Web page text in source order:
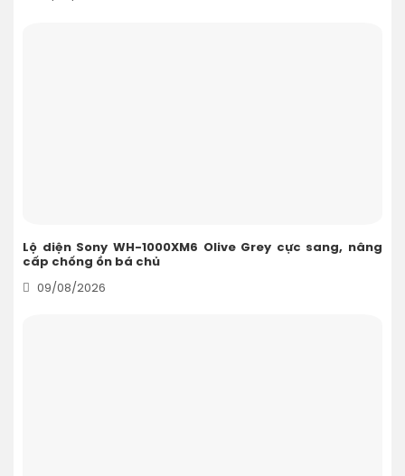
Lộ diện Sony WH-1000XM6 Olive Grey cực sang, nâng
cấp chống ồn bá chủ
09/08/2026